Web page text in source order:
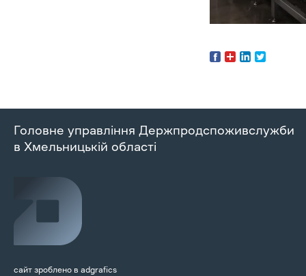
Головне управління Держпродспоживслужби
в Хмельницькій області
сайт зроблено в adgrafics